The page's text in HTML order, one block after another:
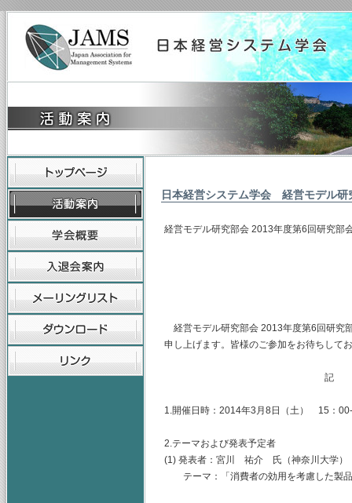
日本経営システム学会 経営モデル研
経営モデル研究部会 2013年度第6回研究部
経営モデル研究部会 2013年度第6回研究
申し上げます。皆様のご参加をお待ちして
記
1.開催日時：2014年3月8日（土） 15：
2.テーマおよび発表予定者
(1) 発表者：宮川 祐介 氏（神奈川大学）
テーマ：「消費者の効用を考慮した製